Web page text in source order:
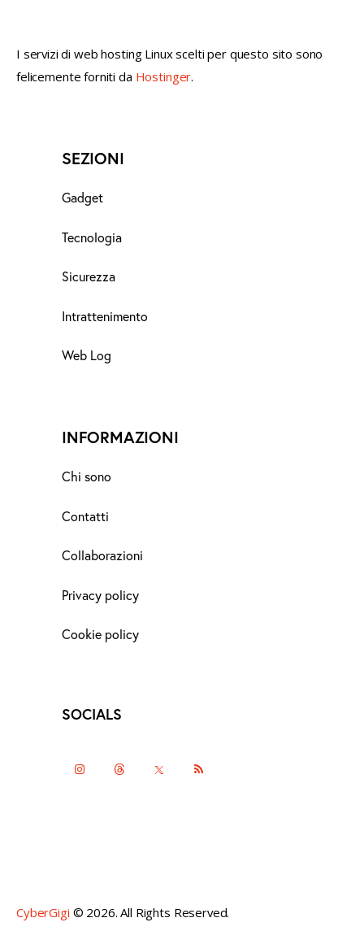
I servizi di web hosting Linux scelti per questo sito sono
felicemente forniti da Hostinger.
SEZIONI
Gadget
Tecnologia
Sicurezza
Intrattenimento
Web Log
INFORMAZIONI
Chi sono
Contatti
Collaborazioni
Privacy policy
Cookie policy
SOCIALS
instagrammthreads twitter- rss
CyberGigi © 2026. All Rights Reserved.